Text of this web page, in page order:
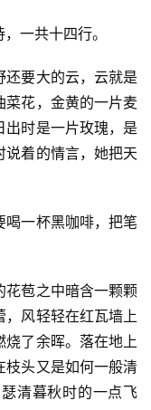
一共十四行。
还要大的云，云就是
菜花，金黄的一片麦
出时是一片玫瑰，是
说着的情言，她把天
喝一杯黑咖啡，把笔
花苞之中暗含一颗颗
风轻轻在红瓦墙上
了余晖。落在地上
枝头又是如何一般清
清暮秋时的一点飞